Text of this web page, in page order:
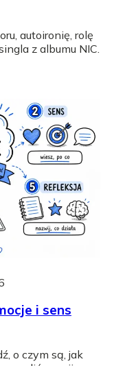
autoironię, rolę
z albumu NIC.
i sens
o czym są, jak